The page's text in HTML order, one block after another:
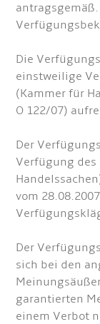
Die
einstweilige
(Kammer für
O 122/07)
Der
Verfügung
vom
Der
sich bei den
garantierten
einem Verbot